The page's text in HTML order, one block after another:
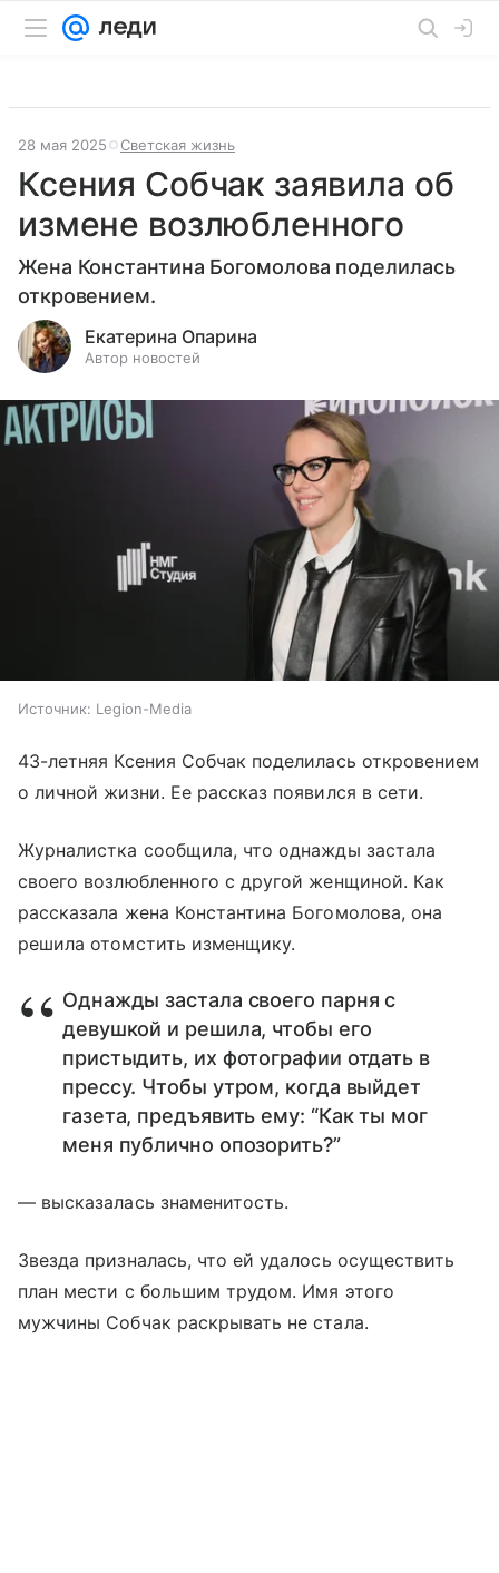
28 мая 2025 Светская жизнь
Ксения Собчак заявила об
измене возлюбленного
Жена Константина Богомолова поделилась
откровением.
Екатерина Опарина
Автор новостей
Источник: Legion-Media
43-летняя Ксения Собчак поделилась откровением
о личной жизни. Ее рассказ появился в сети.
Журналистка сообщила, что однажды застала
своего возлюбленного с другой женщиной. Как
рассказала жена Константина Богомолова, она
решила отомстить изменщику.
Однажды застала своего парня с
девушкой и решила, чтобы его
пристыдить, их фотографии отдать в
прессу. Чтобы утром, когда выйдет
газета, предъявить ему: “Как ты мог
меня публично опозорить?”
— высказалась знаменитость.
Звезда призналась, что ей удалось осуществить
план мести с большим трудом. Имя этого
мужчины Собчак раскрывать не стала.